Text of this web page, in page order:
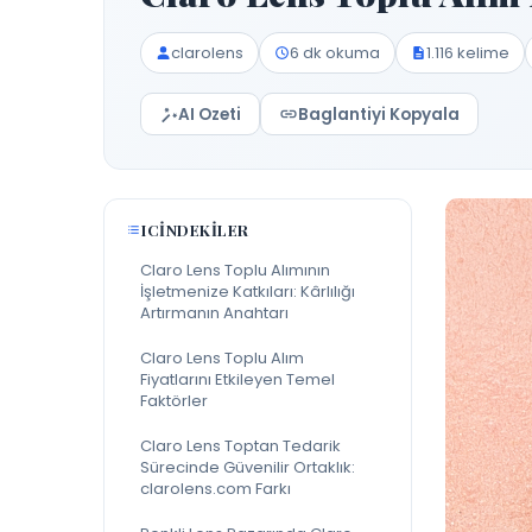
clarolens 6 dk okuma 1.116 kelime
AI Ozeti Baglantiyi Kopyala
ICINDEKILER
Claro Lens Toplu Alımının
İşletmenize Katkıları: Kârlılığı
Artırmanın Anahtarı
Claro Lens Toplu Alım
Fiyatlarını Etkileyen Temel
Faktörler
Claro Lens Toptan Tedarik
Sürecinde Güvenilir Ortaklık:
clarolens.com Farkı